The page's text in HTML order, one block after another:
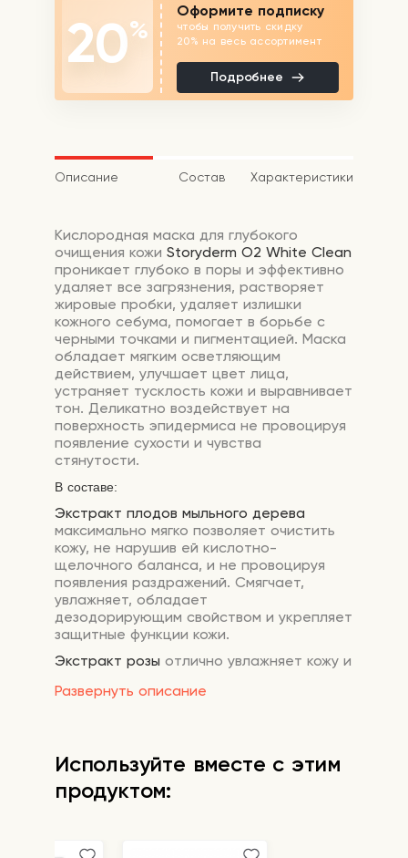
20%
Оформите подписку
чтобы получить скидку
20% на весь ассортимент
Подробнее
Описание Состав Характеристики
Развернуть описание
Кислородная маска для глубокого
очищения кожи Storyderm O2 White Clean
проникает глубоко в поры и эффективно
удаляет все загрязнения, растворяет
жировые пробки, удаляет излишки
кожного себума, помогает в борьбе с
черными точками и пигментацией. Маска
обладает мягким осветляющим
действием, улучшает цвет лица,
устраняет тусклость кожи и выравнивает
тон. Деликатно воздействует на
поверхность эпидермиса не провоцируя
появление сухости и чувства
стянутости.
В составе:
Экстракт плодов мыльного дерева
максимально мягко позволяет очистить
кожу, не нарушив ей кислотно-
щелочного баланса, и не провоцируя
появления раздражений. Смягчает,
увлажняет, обладает
дезодорирующим свойством и укрепляет
защитные функции кожи.
Экстракт розы отлично увлажняет кожу и
разглаживает мимические морщинки,
Экстракт солодки смягчает и оказывает
противовоспалительный эффект,
обладает очищающим и отбеливающим
Экстракт зелёного чая
прекрасно
Используйте вместе с этим
продуктом: